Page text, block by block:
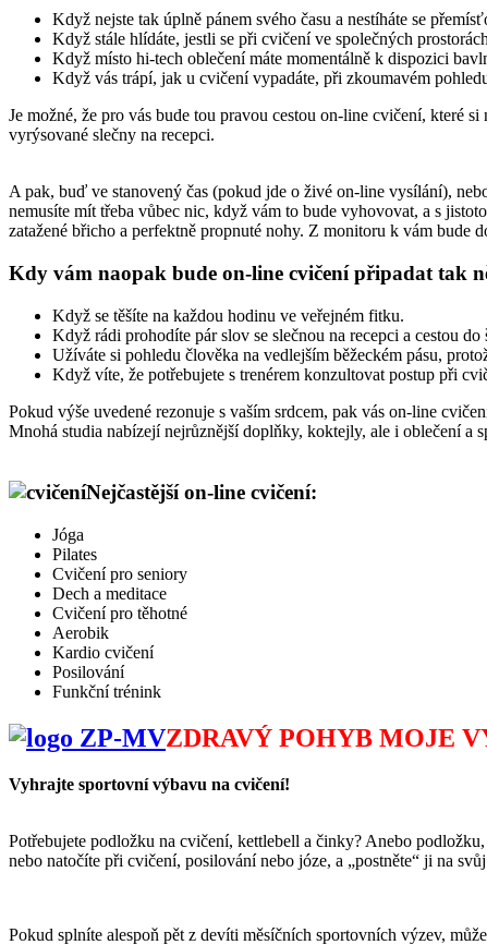
Když nejste tak úplně pánem svého času a nestíháte se
Když stále hlídáte, jestli se při cvičení ve společných
Když místo hi-tech oblečení máte momentálně k dispozici
Když vás trápí, jak u cvičení vypadáte, při zkoumavém
Je možné, že pro vás bude tou pravou cestou on-line cvičení, které
vyrýsované slečny na recepci.
A pak, buď ve stanovený čas (pokud jde o živé on-line vysílání),
nemusíte mít třeba vůbec nic, když vám to bude vyhovovat, a s
zatažené břicho a perfektně propnuté nohy. Z monitoru k vám bude
Kdy vám naopak bude on-line cvičení připadat tak
Když se těšíte na každou hodinu ve veřejném fitku.
Když rádi prohodíte pár slov se slečnou na recepci a cestou
Užíváte si pohledu člověka na vedlejším běžeckém pásu,
Když víte, že potřebujete s trenérem konzultovat postup při
Pokud výše uvedené rezonuje s vaším srdcem, pak vás on-line
Mnohá studia nabízejí nejrůznější doplňky, koktejly, ale i oblečení a
Nejčastější on-line cvičení:
Jóga
Pilates
Cvičení pro seniory
Dech a meditace
Cvičení pro těhotné
Aerobik
Kardio cvičení
Posilování
Funkční trénink
ZDRAVÝ POHYB MOJE
Vyhrajte sportovní výbavu na cvičení!
Potřebujete podložku na cvičení, kettlebell a činky? Anebo
nebo natočíte při cvičení, posilování nebo józe, a „postněte“ ji na
Pokud splníte alespoň pět z devíti měsíčních sportovních výzev,